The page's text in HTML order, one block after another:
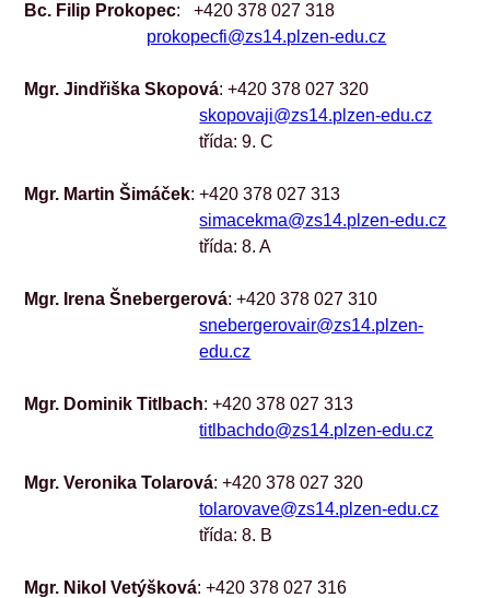
Bc. Filip Prokopec:   +420 378 027 318
prokopecfi@zs14.plzen-edu.cz
Mgr. Jindřiška Skopová: +420 378 027 320
skopovaji@zs14.plzen-edu.cz
třída: 9. C
Mgr. Martin Šimáček: +420 378 027 313
simacekma@zs14.plzen-edu.cz
třída: 8. A
Mgr. Irena Šnebergerová: +420 378 027 310
snebergerovair@zs14.plzen-
edu.cz
Mgr. Dominik Titlbach: +420 378 027 313
titlbachdo@zs14.plzen-edu.cz
Mgr. Veronika Tolarová: +420 378 027 320
tolarovave@zs14.plzen-edu.cz
třída: 8. B
Mgr. Nikol Vetýšková: +420 378 027 316